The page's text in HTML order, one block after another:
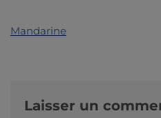
Mandarine
Laisser un